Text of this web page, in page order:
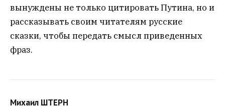
вынуждены не только цитировать Путина, но и
рассказывать своим читателям русские
сказки, чтобы передать смысл приведенных
фраз.
Михаил ШТЕРН